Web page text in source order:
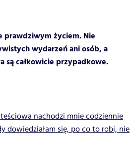
prawdziwym życiem. Nie
wydarzeń ani osób, a
są całkowicie przypadkowe.
teściowa nachodzi mnie codziennie
dowiedziałam się, po co to robi, nie